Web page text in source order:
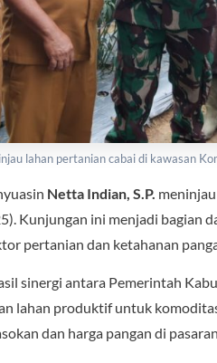
lahan pertanian cabai di kawasan
Netta Indian, S.P.
Kunjungan ini menjadi bagian
pertanian dan ketahanan
sinergi antara Pemerintah
lahan produktif untuk
dan harga pangan di